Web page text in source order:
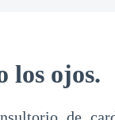
los ojos.